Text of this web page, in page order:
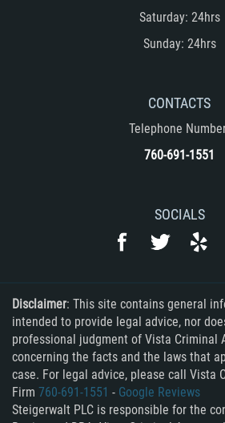
Saturday: 24hrs
Sunday: 24hrs
CONTACTS
Telephone
760-691-1551
SOCIALS
Disclaimer: This site contains general
intended to provide legal advice, nor
professional judgment of Vista Criminal
concerning the facts and the laws that
case. For legal advice, please call Vista
Firm 760-691-1551 - Google Reviews
Steigerwalt PLC is responsible for the